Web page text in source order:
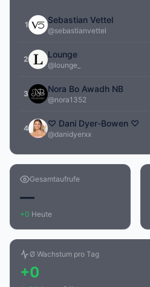
1 Sebastian Vettel
@sebastianvettel
2 Lounge
@lounge_
3 Nora Bo Awadh NB
@nora1352
4 ♡ Dani Dyer-Bowen ♡
@danidyerxx
Gesamtaufrufe
—
+0 Heute
Ø Wachstum pro Tag
+0